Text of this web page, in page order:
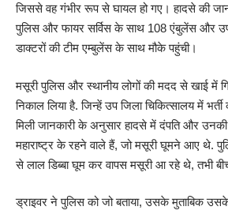
जिससे वह गंभीर रूप से घायल हो गए। हादसे की
पुलिस और फायर सर्विस के साथ 108 एंबुलेंस और उप
डाक्टरों की टीम एम्बुलेंस के साथ मौके पहुंची।
मसूरी पुलिस और स्थानीय लोगों की मदद से खाई में
निकाल लिया है. जिन्हें उप जिला चिकित्सालय में
मिली जानकारी के अनुसार हादसे में दंपति और उनकी
महाराष्ट्र के रहने वाले हैं, जो मसूरी घूमने आए थे.
से लाल डिब्बा घूम कर वापस मसूरी आ रहे थे, तभी बीच
ड्राइवर ने पुलिस को जो बताया, उसके मुताबिक